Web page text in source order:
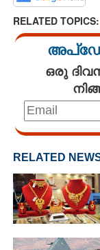
RELATED TOPICS:
ഒരു
RELATED